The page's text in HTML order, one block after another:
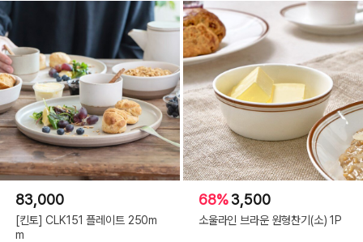
83,000
[킨토] CLK151 플레이트 250m
m
68%3,500
소울라인 브라운 원형찬기(소) 1P